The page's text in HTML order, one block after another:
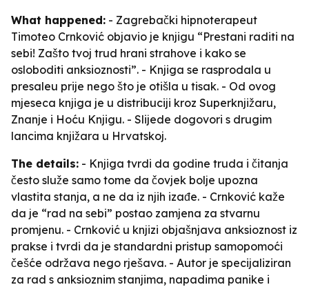
What happened: - Zagrebački hipnoterapeut
Timoteo Crnković objavio je knjigu “Prestani raditi na
sebi! Zašto tvoj trud hrani strahove i kako se
osloboditi anksioznosti”. - Knjiga se rasprodala u
presaleu prije nego što je otišla u tisak. - Od ovog
mjeseca knjiga je u distribuciji kroz Superknjižaru,
Znanje i Hoću Knjigu. - Slijede dogovori s drugim
lancima knjižara u Hrvatskoj.
The details: - Knjiga tvrdi da godine truda i čitanja
često služe samo tome da čovjek bolje upozna
vlastita stanja, a ne da iz njih izađe. - Crnković kaže
da je “rad na sebi” postao zamjena za stvarnu
promjenu. - Crnković u knjizi objašnjava anksioznost iz
prakse i tvrdi da je standardni pristup samopomoći
češće održava nego rješava. - Autor je specijaliziran
za rad s anksioznim stanjima, napadima panike i